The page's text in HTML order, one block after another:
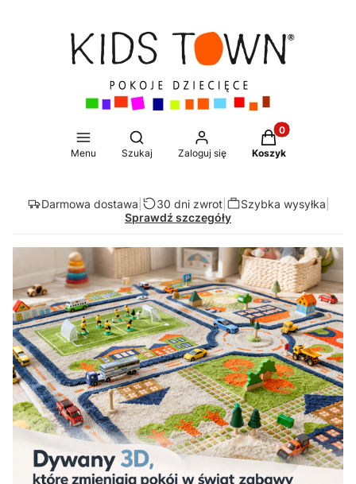
Menu
Otwórz wyszukiwarkę
Szukaj Zaloguj się
Produkty w
Koszyk
Darmowa dostawa 30 dni zwrot| Szybka wysyłka
Sprawdź szczegóły